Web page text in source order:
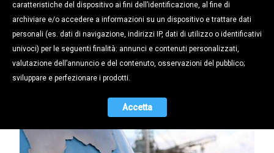
“GESTIRE IL COMMERCIO ESTERO”:
LE NOSTRE AZIENDE SONO I NOSTRI
MIGLIORI REFERENTI
21.03.2014
caratteristiche del dispositivo ai fini dell’identificazione, al fine di
archiviare e/o accedere a informazioni su un dispositivo e trattare dati
personali (es. dati di navigazione, indirizzi IP, dati di utilizzo o identificativi
univoci) per le seguenti finalità: annunci e contenuti personalizzati,
valutazione dell’annuncio e del contenuto, osservazioni del pubblico;
sviluppare e perfezionare i prodotti.
Accetta